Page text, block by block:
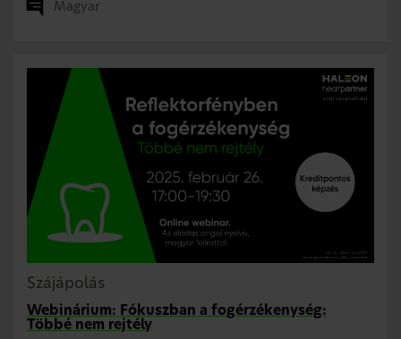
Magyar
Szájápolás
Webinárium: Fókuszban a fogérzékenység:
Többé nem rejtély